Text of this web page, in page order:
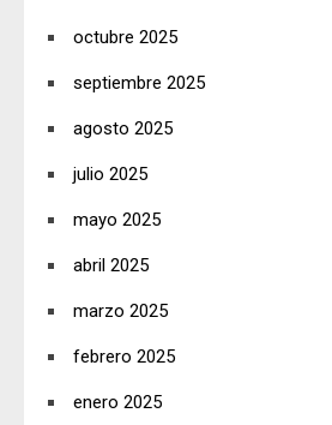
octubre 2025
septiembre 2025
agosto 2025
julio 2025
mayo 2025
abril 2025
marzo 2025
febrero 2025
enero 2025